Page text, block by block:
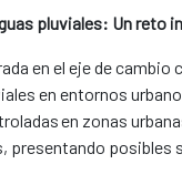
pluviales: Un reto
en el eje de
en entornos
en zonas
presentando